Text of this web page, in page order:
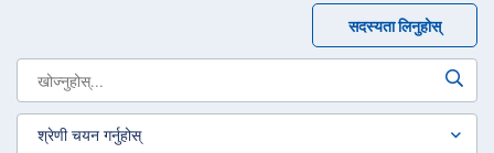
सदस्यता लिनुहोस्